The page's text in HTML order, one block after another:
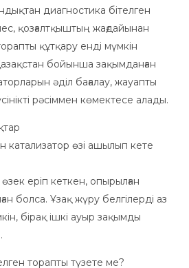
диагностика бітелген
қозғалтқыштың жағдайынан
құтқару енді мүмкін
бойынша зақымданған
әділ бағалау, жауапты
рәсіммен көмектесе алады.
катализатор өзі ашылып кете
еріп кеткен, опырылған
болса. Ұзақ жүру белгілерді аз
бірақ ішкі ауыр зақымды
торапты түзете ме?